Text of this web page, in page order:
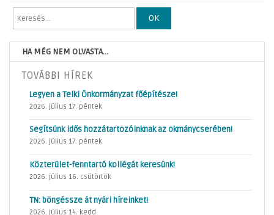
OK
HA MÉG NEM OLVASTA...
TOVÁBBI HÍREK
Legyen a Telki Önkormányzat főépítésze!
2026. július 17. péntek
Segítsünk idős hozzátartozóinknak az okmánycserében!
2026. július 17. péntek
Közterület-fenntartó kollégát keresünk!
2026. július 16. csütörtök
TN: böngéssze át nyári híreinket!
2026. július 14. kedd